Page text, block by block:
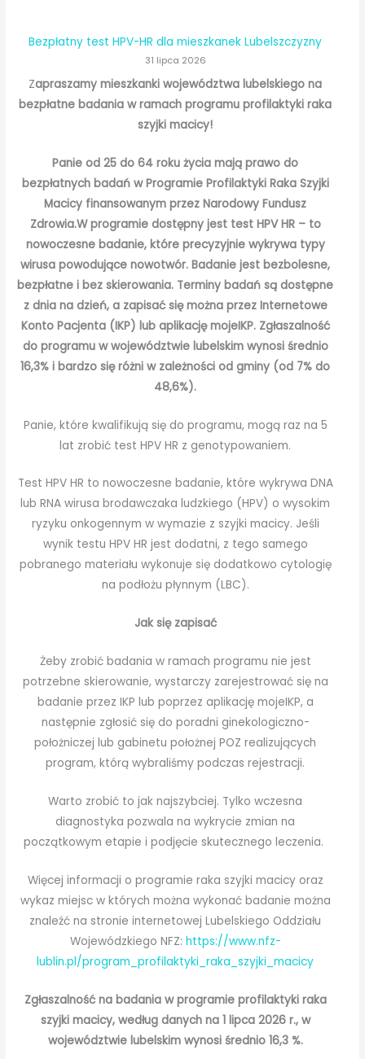
Bezpłatny test HPV-HR dla mieszkanek Lubelszczyzny
31 lipca 2026
Zapraszamy mieszkanki województwa lubelskiego na
bezpłatne badania w ramach programu profilaktyki raka
szyjki macicy!
Panie od 25 do 64 roku życia mają prawo do
bezpłatnych badań w Programie Profilaktyki Raka Szyjki
Macicy finansowanym przez Narodowy Fundusz
Zdrowia.W programie dostępny jest test HPV HR – to
nowoczesne badanie, które precyzyjnie wykrywa typy
wirusa powodujące nowotwór.Badanie jest bezbolesne,
bezpłatne i bez skierowania. Terminy badań są dostępne
z dnia na dzień, a zapisać się można przez Internetowe
Konto Pacjenta (IKP) lub aplikację mojeIKP. Zgłaszalność
do programu w województwie lubelskim wynosi średnio
16,3% i bardzo się różni w zależności od gminy (od 7% do
48,6%).
Panie, które kwalifikują się do programu, mogą raz na 5
lat zrobić test HPV HR z genotypowaniem.
Test HPV HR to nowoczesne badanie, które wykrywa DNA
lub RNA wirusa brodawczaka ludzkiego (HPV) o wysokim
ryzyku onkogennym w wymazie z szyjki macicy. Jeśli
wynik testu HPV HR jest dodatni, z tego samego
pobranego materiału wykonuje się dodatkowo cytologię
na podłożu płynnym (LBC).
Jak się zapisać
Żeby zrobić badania w ramach programu nie jest
potrzebne skierowanie, wystarczy zarejestrować się na
badanie przez IKP lub poprzez aplikację mojeIKP, a
następnie zgłosić się do poradni ginekologiczno-
położniczej lub gabinetu położnej POZ realizujących
program, którą wybraliśmy podczas rejestracji.
Warto zrobić to jak najszybciej. Tylko wczesna
diagnostyka pozwala na wykrycie zmian na
początkowym etapie i podjęcie skutecznego leczenia.
Więcej informacji o programie raka szyjki macicy oraz
wykaz miejsc w których można wykonać badanie można
znaleźć na stronie internetowej Lubelskiego Oddziału
Wojewódzkiego NFZ: https://www.nfz-
lublin.pl/program_profilaktyki_raka_szyjki_macicy
Zgłaszalność na badania w programie profilaktyki raka
szyjki macicy, według danych na 1 lipca 2026 r., w
województwie lubelskim wynosi średnio 16,3 %.